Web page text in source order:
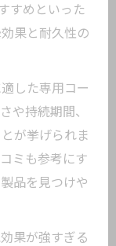
すめといった
果と耐久性の
した専用コー
や持続期間、
が挙げられま
ミも参考にす
品を見つけや
果が強すぎる